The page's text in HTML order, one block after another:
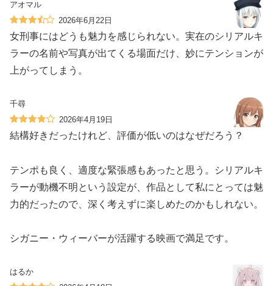
アオマル
2026年6月22日
女刑事にはどうも魅力を感じられない。実在のシリアルキ
ラーの名前や写真が出てくる場面だけ、妙にテンションが
上がってしまう。
千尋
2026年4月19日
結構好きだったけれど、評価が低いのはなぜだろう？
テンポも良く、適度な緊張感もあったと思う。シリアルキ
ラーが動機不明という設定が、作品として私にとっては魅
力的だったので、深く考えずに楽しめたのかもしれない。
シガニー・ウィーバーが活躍する映画で満足です。
はるか